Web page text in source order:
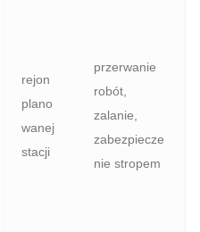
rejon
plano
wanej
stacji
przerwanie
robót,
zalanie,
zabezpiecze
nie stropem